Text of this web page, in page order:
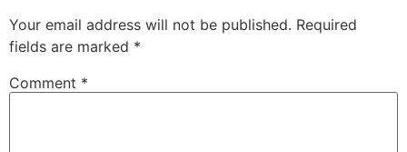
Your email address will not be published. Required
fields are marked *
Comment *